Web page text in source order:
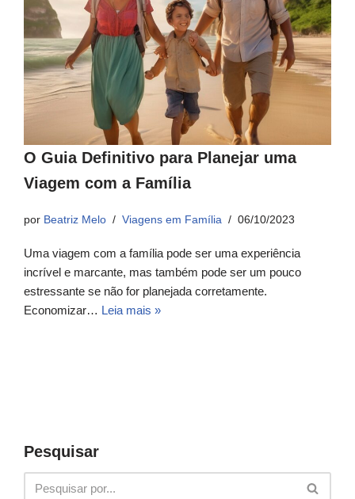
O Guia Definitivo para Planejar uma
Viagem com a Família
por Beatriz Melo Viagens em Família 06/10/2023
Uma viagem com a família pode ser uma experiência
incrível e marcante, mas também pode ser um pouco
estressante se não for planejada corretamente.
Economizar… Leia mais »
Pesquisar